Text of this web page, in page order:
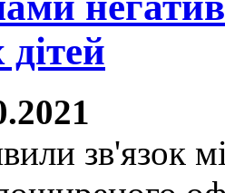
зв'язок